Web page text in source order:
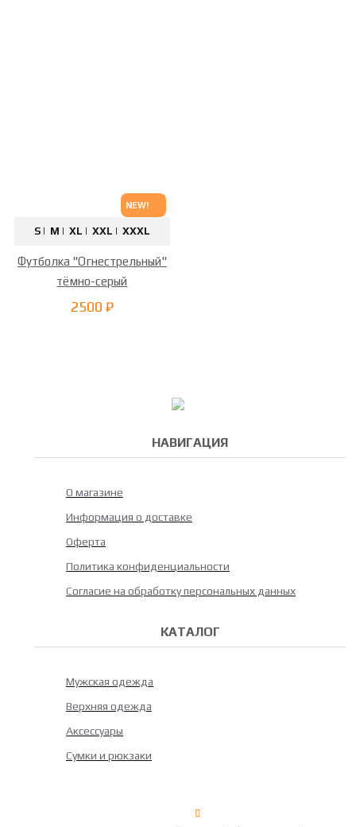
NEW!
S | M | XL | XXL | XXXL
Футболка "Огнестрельный"
тёмно-серый
2500 ₽
НАВИГАЦИЯ
О магазине
Информация о доставке
Оферта
Политика конфиденциальности
Согласие на обработку персональных данных
КАТАЛОГ
Мужская одежда
Верхняя одежда
Аксессуары
Сумки и рюкзаки